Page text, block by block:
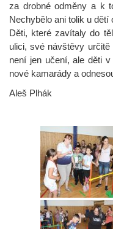
za drobné odměny a k
Nechybělo ani tolik u dětí
Děti, které zavítaly do
ulici, své návštěvy
není jen učení, ale děti
nové kamarády a
Aleš Plhák